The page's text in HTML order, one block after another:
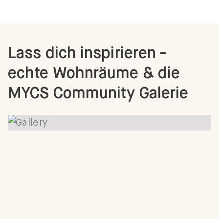
Lass dich inspirieren -
echte Wohnräume & die
MYCS Community Galerie